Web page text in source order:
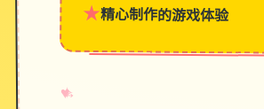
★精心制作的游戏体验
♥
✧
→